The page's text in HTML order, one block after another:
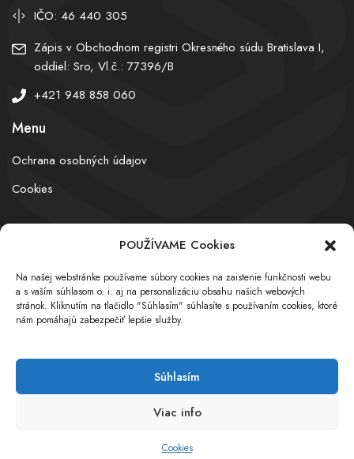
POUŽÍVAME Cookies
Na našej webstránke používame súbory cookies na zaistenie funkčnosti webu
a s vaším súhlasom o. i. aj na personalizáciu obsahu našich webových
stránok. Kliknutím na tlačidlo "Súhlasím" súhlasíte s používaním cookies, ktoré
nám pomáhajú zabezpečiť lepšie služby.
Súhlasím
Viac info
Cookies
IČO: 46 440 305
Zápis v Obchodnom registri Okresného súdu Bratislava I,
oddiel: Sro, Vl.č.: 77396/B
+421 948 858 060
Menu
Ochrana osobných údajov
Cookies